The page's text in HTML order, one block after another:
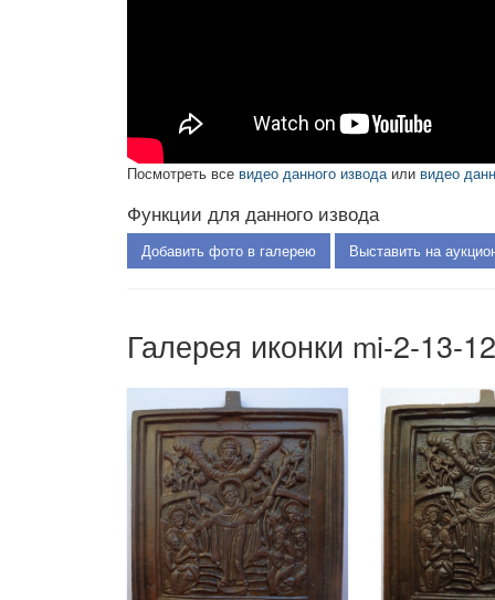
Посмотреть все видео данного изводаили видео
Функции для данного извода
Добавить фото в галерею Выставить на
Галерея иконки mi-2-13-